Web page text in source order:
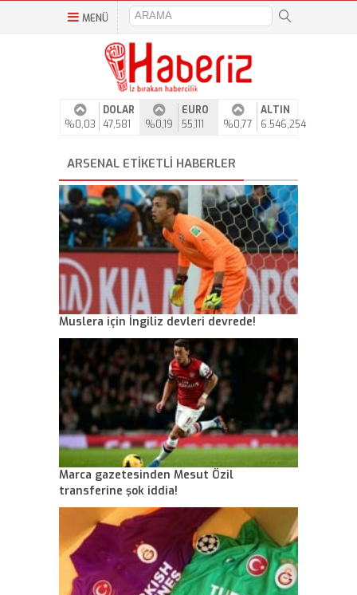
MENÜ
%0,03
DOLAR
47,581
%0,19
EURO
55,111
%0,77
ALTIN
6.546,254
ARSENAL ETIKETLI HABERLER
Muslera için İngiliz devleri devrede!
Marca gazetesinden Mesut Özil
transferine şok iddia!